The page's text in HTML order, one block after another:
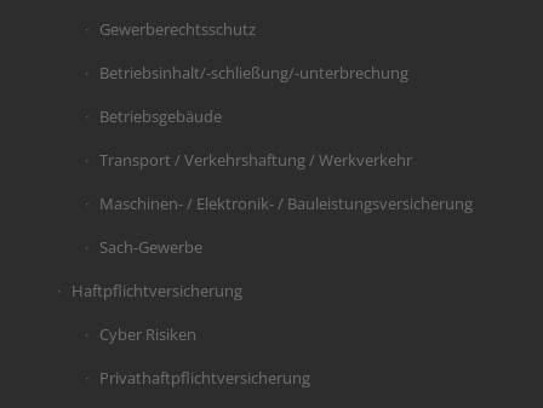
Gewerberechtsschutz
Betriebsinhalt/-schließung/-unterbrechung
Betriebsgebäude
Transport / Verkehrshaftung / Werkverkehr
Maschinen- / Elektronik- / Bauleistungsversicherung
Sach-Gewerbe
Haftpflichtversicherung
Cyber Risiken
Privathaftpflichtversicherung